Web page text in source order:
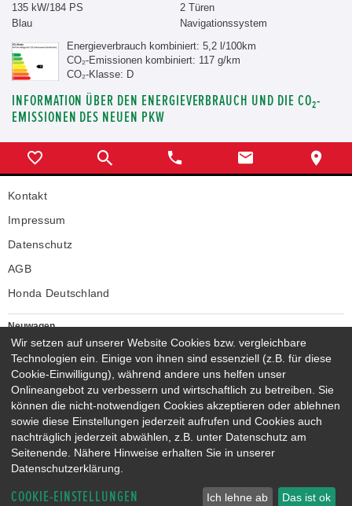
135 kW/184 PS
Blau
2 Türen
Navigationssystem
Energieverbrauch kombiniert: 5,2 l/100km
CO₂-Emissionen kombiniert: 117 g/km
CO₂-Klasse: D
INFORMATION ÜBER DEN ENERGIEVERBRAUCH UND DIE CO₂-
EMISSIONEN DES NEUEN PKW
Kontakt
Impressum
Datenschutz
AGB
Honda Deutschland
Neuwagen
Honda Neuwagen
Gebrauchtwagen
Honda Gebrauchtwagen
Honda Vorführwagen
Gesamtbestand
NEUWAGENMODELLE
HONDA JAZZ E:HEV
HONDA CIVIC E:HEV
HONDA PRELUDE E:HEV
HONDA ZR-V E:HEV
HONDA CR-V E:HEV & E:PHEV
Wir setzen auf unserer Website Cookies bzw. vergleichbare
Technologien ein. Einige von ihnen sind essenziell (z.B. für diese
Cookie-Einwilligung), während andere uns helfen unser
Onlineangebot zu verbessern und wirtschaftlich zu betreiben. Sie
können die nicht-notwendigen Cookies akzeptieren oder ablehnen
sowie diese Einstellungen jederzeit aufrufen und Cookies auch
nachträglich jederzeit abwählen, z.B. unter Datenschutz am
Seitenende. Nähere Hinweise erhalten Sie in unserer
Datenschutzerklärung.
COOKIE-EINSTELLUNGEN Ich lehne ab Das ist ok